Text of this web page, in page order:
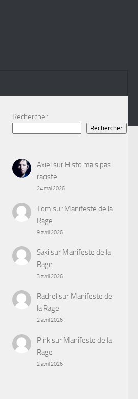
Rechercher
Rechercher
Axiel sur Histo mais pas
raciste
24 mai 2026
Tom sur Manifeste de la
Rage
9 avril 2026
Saki sur Manifeste de la
Rage
3 avril 2026
Rachel sur Manifeste de
la Rage
2 avril 2026
Pinksur Manifeste de la
Rage
2 avril 2026